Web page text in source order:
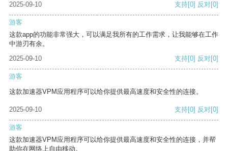
2025-09-10
支持[0] 反对[0]
游客
这款app的功能非常强大，可以满足我所有的工作需求，让我能够在工作
中游刃有余。
2025-09-10
支持[0] 反对[0]
游客
这款加速器VPM应用程序可以给你提供最高速度和安全性的连接。
2025-09-10 支持[0] 反对[0]
游客
这款加速器VPM应用程序可以给你提供最高速度和安全性的连接，并帮
助你在网络上自由移动。